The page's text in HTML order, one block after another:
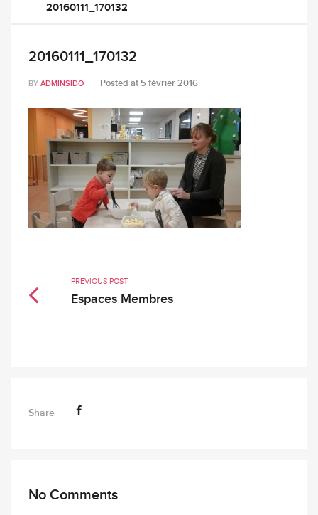
20160111_170132
20160111_170132
BY ADMINSIDO Posted at 5 février 2016
PREVIOUS POST
Espaces Membres
Share
No Comments